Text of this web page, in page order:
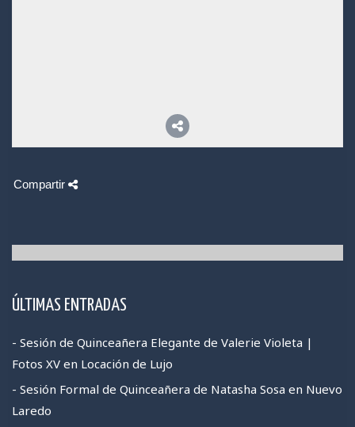
Compartir
ÚLTIMAS ENTRADAS
- Sesión de Quinceañera Elegante de Valerie Violeta |
Fotos XV en Locación de Lujo
- Sesión Formal de Quinceañera de Natasha Sosa en Nuevo
Laredo